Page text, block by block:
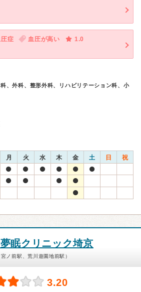
症 血圧が高い
1.0
、外科、整形外科、リハビリテーション科、小
月 火 水 木 金 土 日 祝
眠クリニック埼京
ノ前駅、荒川遊園地前駅）
3.20